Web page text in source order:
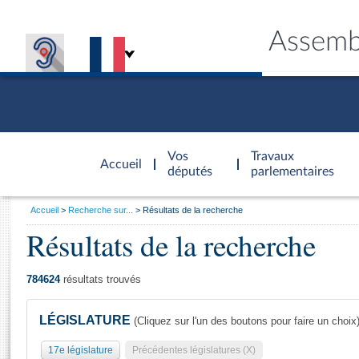
Accueil
d'accueil
Vos
députés
Travaux
parlementaires
Général
Vous
Accueil Recherche sur... Résultats de la recherche
Résultats de la recherche
784624résultats trouvés
LÉGISLATURE (Cliquez sur l'un des boutons pour faire un choix)
17e législature Précédentes législatures (X)